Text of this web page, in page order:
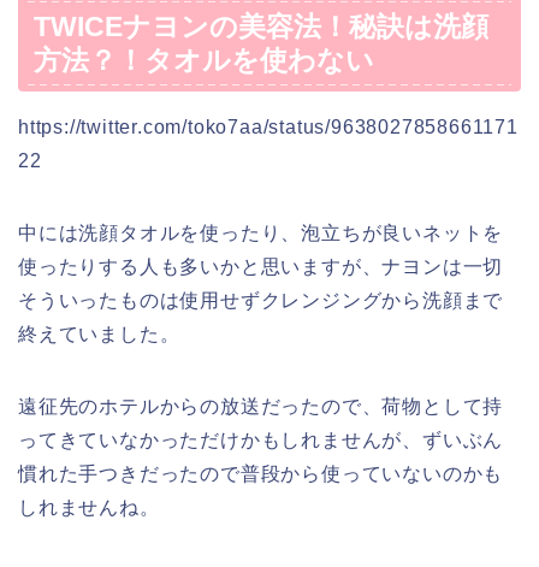
TWICEナヨンの美容法！秘訣は洗顔
方法？！タオルを使わない
https://twitter.com/toko7aa/status/9638027858661171
22
中には洗顔タオルを使ったり、泡立ちが良いネットを
使ったりする人も多いかと思いますが、ナヨンは一切
そういったものは使用せずクレンジングから洗顔まで
終えていました。
遠征先のホテルからの放送だったので、荷物として持
ってきていなかっただけかもしれませんが、ずいぶん
慣れた手つきだったので普段から使っていないのかも
しれませんね。